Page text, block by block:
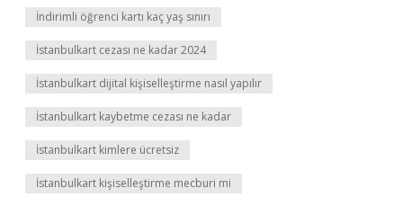
İndirimli öğrenci kartı kaç yaş sınırı
İstanbulkart cezası ne kadar 2024
İstanbulkart dijital kişiselleştirme nasıl yapılır
İstanbulkart kaybetme cezası ne kadar
İstanbulkart kimlere ücretsiz
İstanbulkart kişiselleştirme mecburi mi